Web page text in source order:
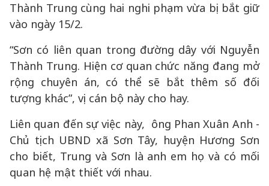
Thành Trung cùng hai nghi phạm vừa bị bắt giữ
vào ngày 15/2.
“Sơn có liên quan trong đường dây với Nguyễn
Thành Trung. Hiện cơ quan chức năng đang mở
rộng chuyên án, có thể sẽ bắt thêm số đối
tượng khác”, vị cán bộ này cho hay.
Liên quan đến sự việc này, ông Phan Xuân Anh -
Chủ tịch UBND xã Sơn Tây, huyện Hương Sơn
cho biết, Trung và Sơn là anh em họ và có mối
quan hệ mật thiết với nhau.